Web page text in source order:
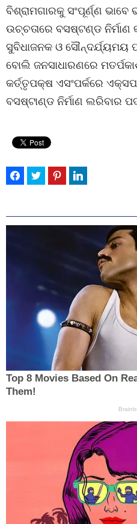
ବିଶ୍ରାମଗାରକୁ ସଂପୂର୍ଣ୍ଣ
ଉଚ୍ଚତାରେ ବସଷ୍ଟଣ୍ଡ
ସୁବିଧାଜନକ ଓ ସୌନ୍ଦର୍ଯ୍ୟମୟ
ବୋଲି ଜନସାଧାରଣରେ
କର୍ତ୍ତୃପକ୍ଷ ଏସଂପର୍କରେ
ବସଷ୍ଟାଣ୍ଡ ନିର୍ମାଣ ଲରିବାର